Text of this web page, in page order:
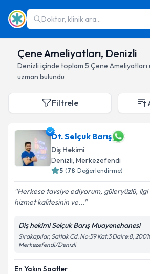
Doktor, klinik ara...
Çene Ameliyatları, Denizli
Denizli içinde toplam 5 Çene Ameliyatları
uzman bulundu
Filtrele
Dt. Selçuk Barış
Diş Hekimi
Denizli, Merkezefendi
5 (78 Değerlendirme)
Herkese tavsiye ediyorum, güleryüzlü, ilgi
hizmet kalitesinin ve...
Diş hekimi Selçuk Barış Muayenehanesi
Sırakapılar, Saltak Cd. No:59 Kat:3 Daire:8,
Merkezefendi/Denizli
En Yakın Saatler